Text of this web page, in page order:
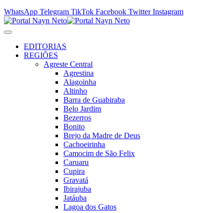
WhatsApp Telegram TikTok Facebook Twitter Instagram
EDITORIAS
REGIÕES
Agreste Central
Agrestina
Alagoinha
Altinho
Barra de Guabiraba
Belo Jardim
Bezerros
Bonito
Brejo da Madre de Deus
Cachoeirinha
Camocim de São Felix
Caruaru
Cupira
Gravatá
Ibirajuba
Jatáuba
Lagoa dos Gatos